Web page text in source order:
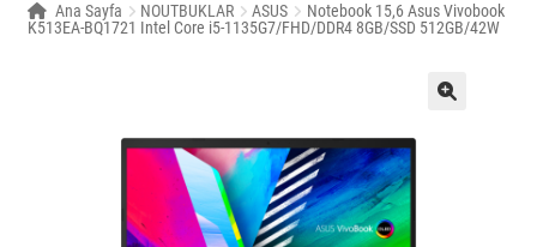
Ana Sayfa NOUTBUKLAR ASUS
Notebook 15,6 Asus Vivobook
K513EA-BQ1721 Intel Core i5-1135G7/FHD/DDR4 8GB/SSD 512GB/42W